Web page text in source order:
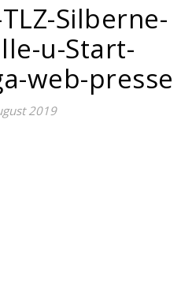
Silberne-
u-Start-
web-presse
2019